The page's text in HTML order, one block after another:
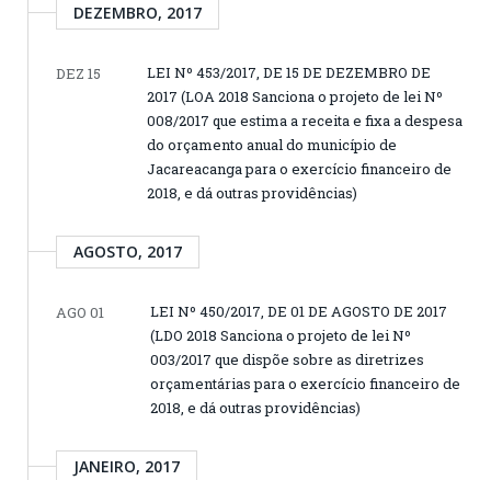
DEZEMBRO, 2017
DEZ 15
LEI Nº 453/2017, DE 15 DE DEZEMBRO DE
2017 (LOA 2018 Sanciona o projeto de lei Nº
008/2017 que estima a receita e fixa a despesa
do orçamento anual do município de
Jacareacanga para o exercício financeiro de
2018, e dá outras providências)
AGOSTO, 2017
AGO 01
LEI Nº 450/2017, DE 01 DE AGOSTO DE 2017
(LDO 2018 Sanciona o projeto de lei Nº
003/2017 que dispõe sobre as diretrizes
orçamentárias para o exercício financeiro de
2018, e dá outras providências)
JANEIRO, 2017